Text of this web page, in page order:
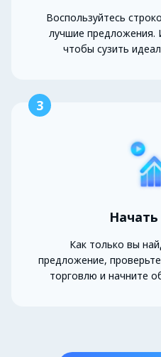
Воспользуйтесь
лучшие предложения.
чтобы сузить
3
Как только вы
предложение,
торговлю и начните